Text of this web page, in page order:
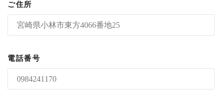
ご住所
電話番号